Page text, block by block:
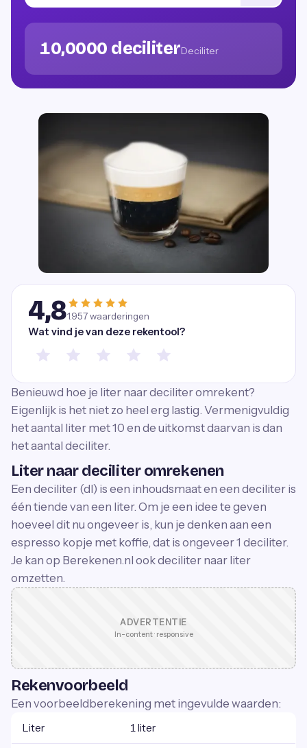
10,0000 deciliterDeciliter
4,81.957waarderingen
Wat vind je van deze rekentool?
Benieuwd hoe je liter naar deciliter omrekent?
Eigenlijk is het niet zo heel erg lastig. Vermenigvuldig
het aantal liter met 10 en de uitkomst daarvan is dan
het aantal deciliter.
Liter naar deciliter omrekenen
Een deciliter (dl) is een inhoudsmaat en een deciliter is
één tiende van een liter. Om je een idee te geven
hoeveel dit nu ongeveer is, kun je denken aan een
espresso kopje met koffie, dat is ongeveer 1 deciliter.
Je kan op Berekenen.nl ook deciliter naar liter
omzetten.
ADVERTENTIE
In-content · responsive
Rekenvoorbeeld
Een voorbeeldberekening met ingevulde waarden:
Liter 1 liter